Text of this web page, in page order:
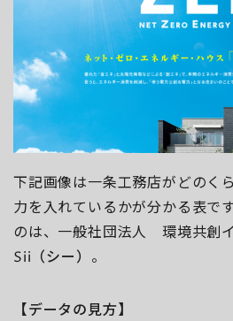
下記画像は一条工務店がどのく
力を入れているかが分かる表で
のは、一般社団法人 環境共創イ
Sii（シー） 。
【データの見方】